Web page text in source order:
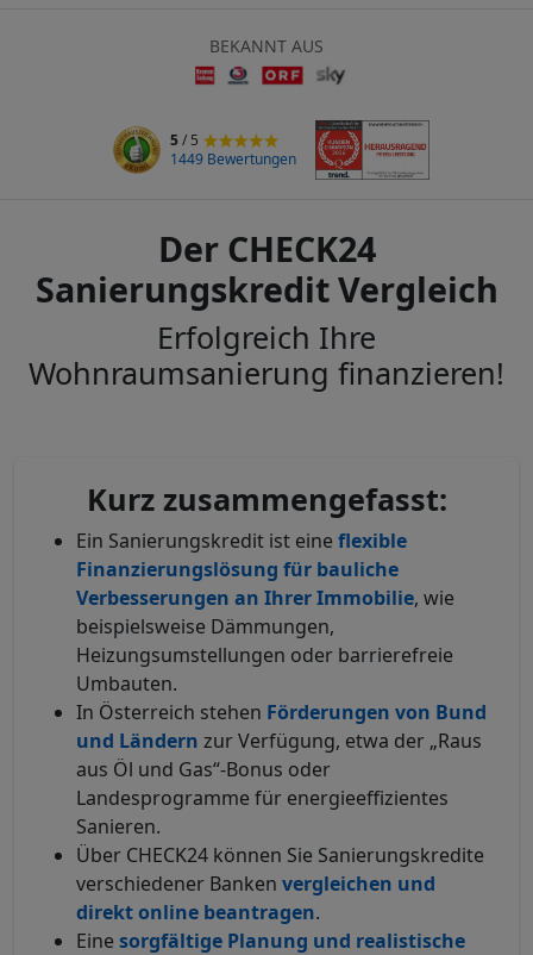
BEKANNT AUS
5/ 5
1449 Bewertungen
Der CHECK24
Sanierungskredit Vergleich
Erfolgreich Ihre
Wohnraumsanierung finanzieren!
Kurz zusammengefasst:
Ein Sanierungskredit ist eine flexible
Finanzierungslösung für bauliche
Verbesserungen an Ihrer Immobilie, wie
beispielsweise Dämmungen,
Heizungsumstellungen oder barrierefreie
Umbauten.
In Österreich stehen Förderungen von Bund
und Ländern zur Verfügung, etwa der „Raus
aus Öl und Gas“-Bonus oder
Landesprogramme für energieeffizientes
Sanieren.
Über CHECK24 können Sie Sanierungskredite
verschiedener Banken vergleichen und
direkt online beantragen.
Eine sorgfältige Planung und realistische